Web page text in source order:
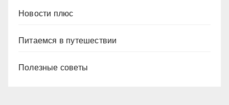
Новости плюс
Питаемся в путешествии
Полезные советы